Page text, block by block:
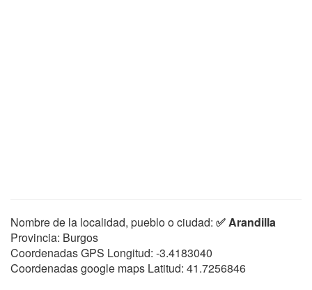
Nombre de la localidad, pueblo o ciudad: ✅ Arandilla
Provincia: Burgos
Coordenadas GPS Longitud: -3.4183040
Coordenadas google maps Latitud: 41.7256846